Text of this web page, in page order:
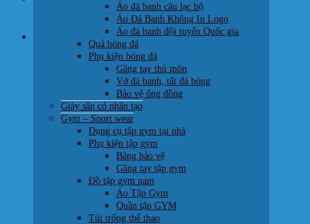
0707 22 77 93
Chưa có sản phẩm trong giỏ hàng.
Quay trở lại cửa hàng
Áo đá banh câu lạc bộ
Áo Đá Banh Không In Logo
Áo đá banh đội tuyển Quốc gia
Quả bóng đá
Phụ kiện bóng đá
Găng tay thủ môn
Vớ đá banh, tất đá bóng
Bảo vệ ống đồng
Giày sân cỏ nhân tạo
Gym – Sport wear
Dụng cụ tập gym tại nhà
Phụ kiện tập gym
Băng bảo vệ
Găng tay tập gym
Đồ tập gym nam
Áo Tập Gym
Quần tập GYM
Túi trống thể thao